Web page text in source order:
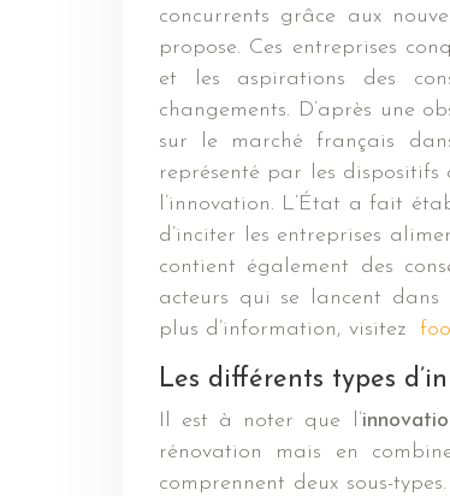
concurrents grâce aux
propose. Ces entreprises
et les aspirations des
changements. D’après une
sur le marché français
représenté par les
l’innovation. L’État a fait
d’inciter les entreprises
contient également des
acteurs qui se lancent
plus d’information, visitez
Les différents types
Il est à noter que l’
rénovation mais en
comprennent deux sous-